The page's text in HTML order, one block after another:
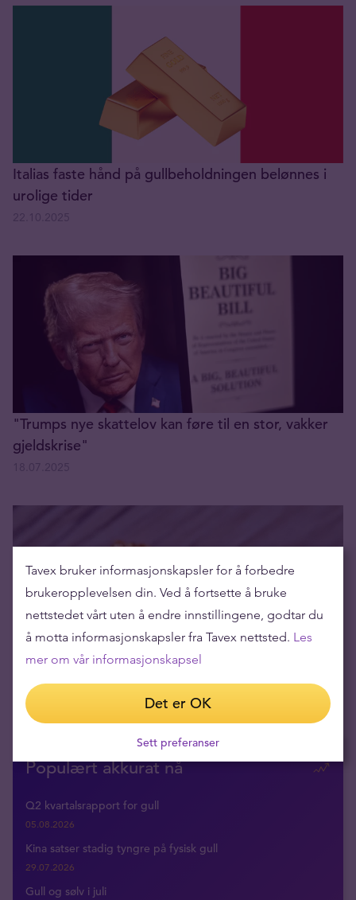
Italias faste hånd på gullbeholdningen belønnes i
urolige tider
"Trumps nye skatte­lov kan føre til en stor, vakker
gjeldskrise"
03.06.2025
Populært akkurat nå
Q2 kvartalsrapport for gull
05.08.2026
Kina satser stadig tyngre på fysisk gull
29.07.2026
Gull og sølv i juli
Tavex bruker informasjonskapsler for å forbedre
brukeropplevelsen din. Ved å fortsette å bruke
nettstedet vårt uten å endre innstillingene, godtar du
å motta informasjonskapsler fra Tavex nettsted. Les
mer om vår informasjonskapsel
Det er OK
Sett preferanser